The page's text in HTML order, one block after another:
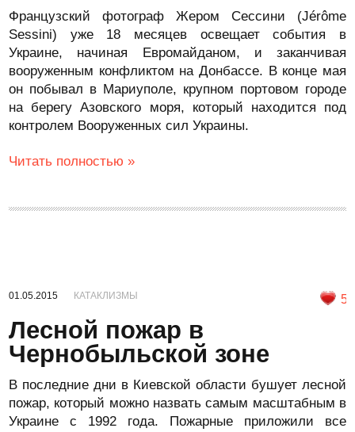
Французский фотограф Жером Сессини (Jérôme
Sessini) уже 18 месяцев освещает события в
Украине, начиная Евромайданом, и заканчивая
вооруженным конфликтом на Донбассе. В конце мая
он побывал в Мариуполе, крупном портовом городе
на берегу Азовского моря, который находится под
контролем Вооруженных сил Украины.
Читать полностью »
01.05.2015 КАТАКЛИЗМЫ 5
Лесной пожар в
Чернобыльской зоне
В последние дни в Киевской области бушует лесной
пожар, который можно назвать самым масштабным в
Украине с 1992 года. Пожарные приложили все